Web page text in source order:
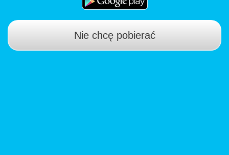
Nie chcę pobierać